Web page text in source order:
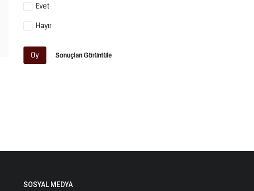
Evet
Hayır
Oy Sonuçları Görüntüle
SOSYAL MEDYA